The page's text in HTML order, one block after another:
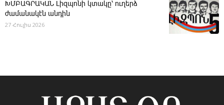
ԽՄԲԱԳՐԱԿԱՆ ­Լիզպոնի կտակը՝ ուղերձ
ժամանակէն անդին
27 Հուլիս 2026